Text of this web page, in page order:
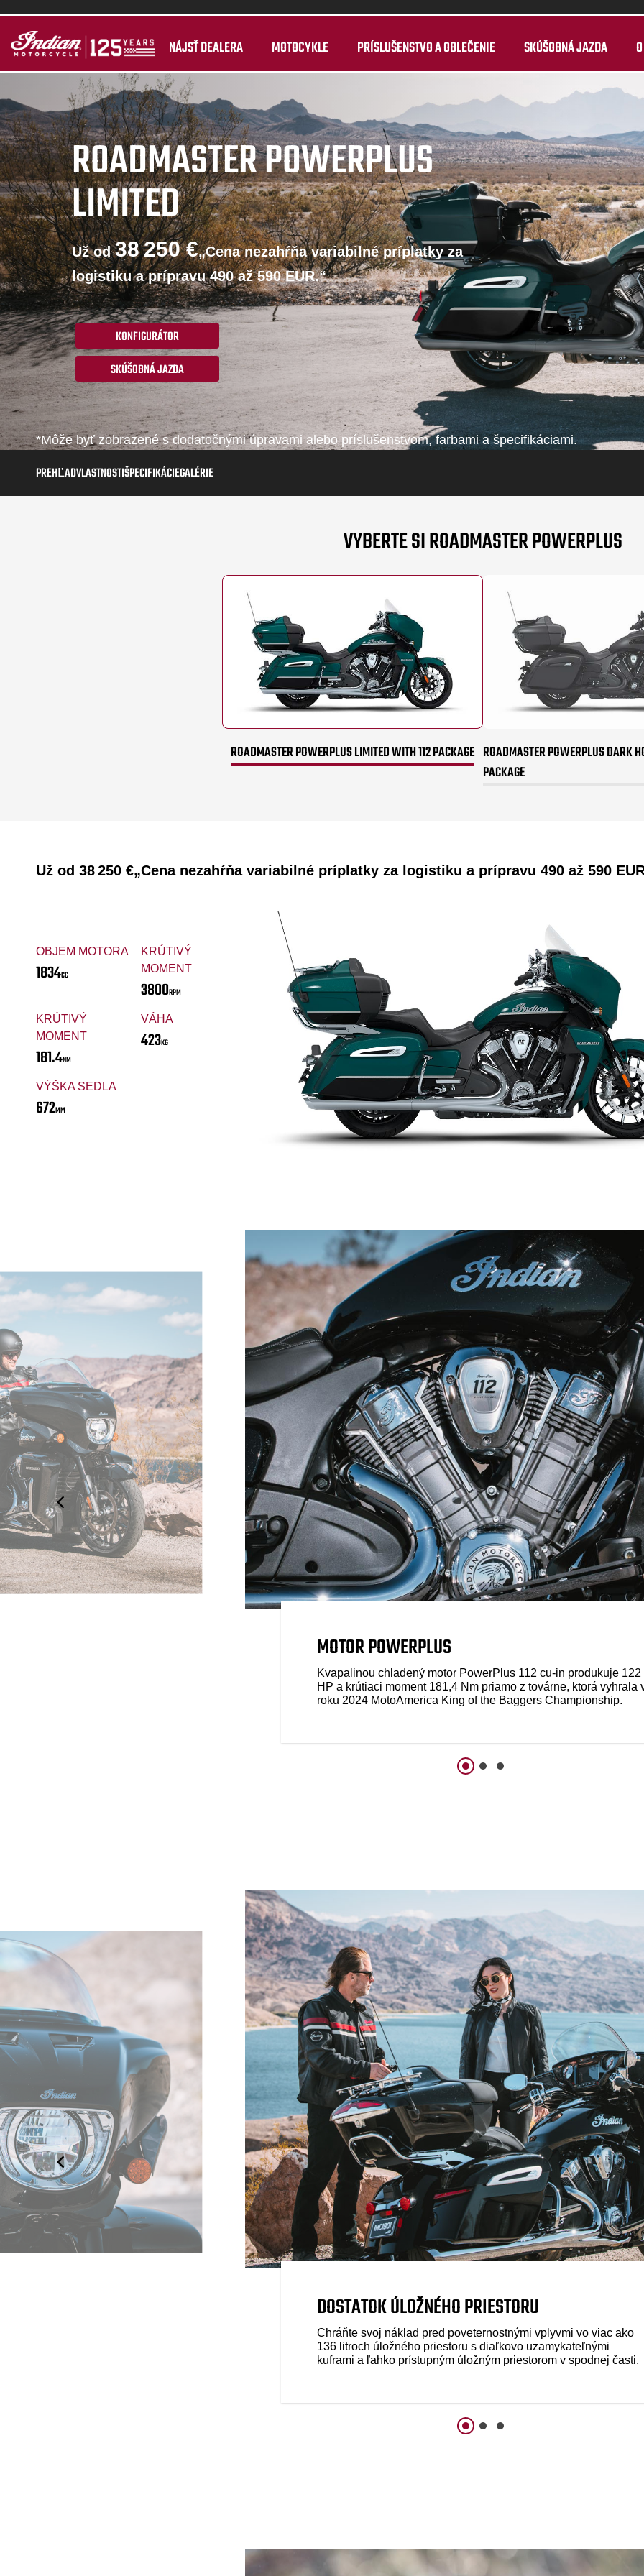
NÁJSŤ DEALERA MOTOCYKLE PRÍSLUŠENSTVO A OBLEČENIE SKÚŠOBNÁ JAZDA
ROADMASTER POWERPLUS
LIMITED
Už od38 250 €„Cena nezahŕňa variabilné príplatky za
logistiku a prípravu 490 až 590 EUR.“
KONFIGURÁTOR
SKÚŠOBNÁ JAZDA
*Môže byť zobrazené s dodatočnými úpravami alebo príslušenstvom, farbami a špecifikáciami.
PREHĽADVLASTNOSTIŠPECIFIKÁCIEGALÉRIE
VYBERTE SI ROADMASTER POWERPLUS
ROADMASTER POWERPLUS LIMITED WITH 112 PACKAGE ROADMASTER POWERPLUS DARK
PACKAGE
Už od 38 250 €„Cena nezahŕňa variabilné príplatky za logistiku a prípravu 490 až 590
OBJEM MOTORA
1834CC
KRÚTIVÝ
MOMENT
3800RPM
KRÚTIVÝ
MOMENT
181.4NM
VÁHA
423KG
VÝŠKA SEDLA
672MM
MOTOR POWERPLUS
Kvapalinou chladený motor PowerPlus 112 cu-in produkuje 122
HP a krútiaci moment 181,4 Nm priamo z továrne, ktorá vyhrala
roku 2024 MotoAmerica King of the Baggers Championship.
DOSTATOK ÚLOŽNÉHO PRIESTORU
Chráňte svoj náklad pred poveternostnými vplyvmi vo viac ako
136 litroch úložného priestoru s diaľkovo uzamykateľnými
kuframi a ľahko prístupným úložným priestorom v spodnej časti.